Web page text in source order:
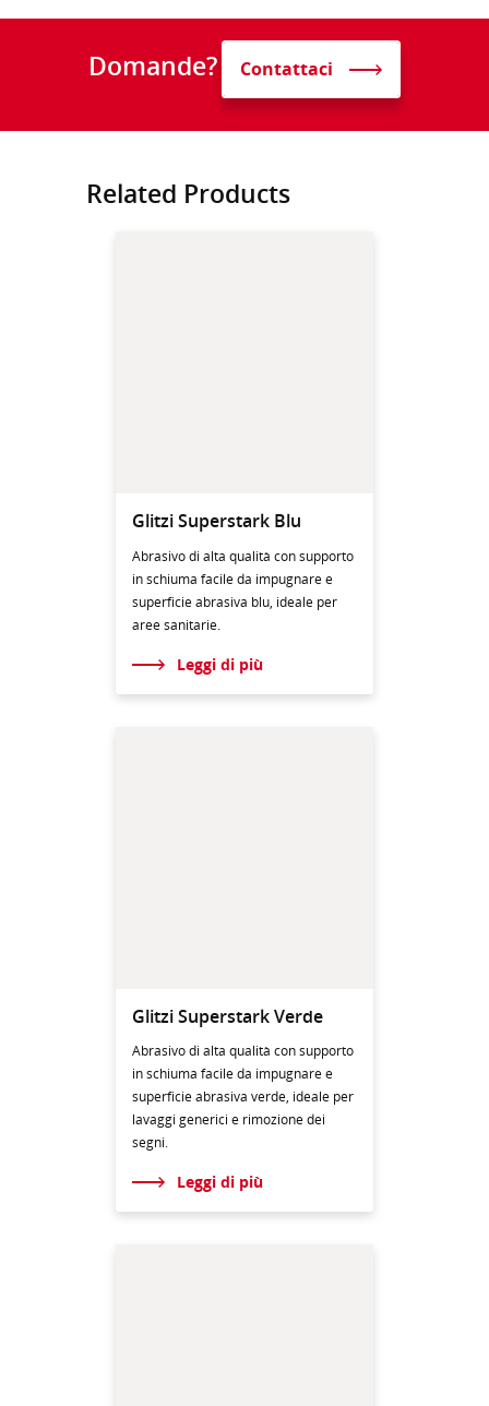
Domande? Contattaci
Related Products
Glitzi Superstark Blu
Abrasivo di alta qualità con supporto
in schiuma facile da impugnare e
superficie abrasiva blu, ideale per
aree sanitarie.
Leggi di più
Glitzi Superstark Verde
Abrasivo di alta qualità con supporto
in schiuma facile da impugnare e
superficie abrasiva verde, ideale per
lavaggi generici e rimozione dei
segni.
Leggi di più